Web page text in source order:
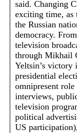
said. Changing
exciting time, as
the Russian
democracy.
television
through Mikhail
Yeltsin’s victory
presidential
omnipresent
interviews,
television
political
US